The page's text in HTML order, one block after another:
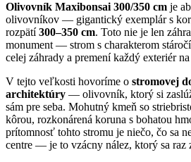
Olivovník Maxibonsai 300/350 cm je
olivovníkov — gigantický exemplár s
rozpätí300–350 cm. Toto nie je len
monument — strom s charakterom
celej záhrady a premení každý exteriér
V tejto veľkosti hovoríme o stromovej
architektúry — olivovník, ktorý si
sám pre seba. Mohutný kmeň so
kôrou, rozkonárená koruna s bohatou
prítomnosť tohto stromu je niečo, čo sa
centre — je to vzácny nález, ktorý sa raz